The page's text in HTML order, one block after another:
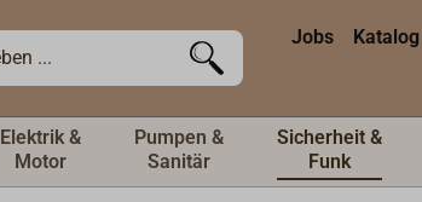
Jobs Katalog
Elektrik &
Motor
Pumpen &
Sanitär
Sicherheit &
Funk